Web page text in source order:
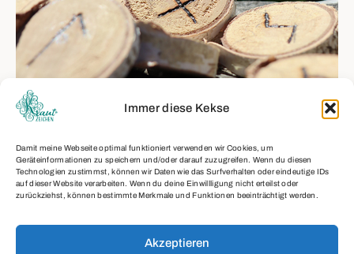
Immer diese Kekse
Damit meine Webseite optimal funktioniert verwenden wir Cookies, um
Geräteinformationen zu speichern und/oder darauf zuzugreifen. Wenn du diesen
Technologien zustimmst, können wir Daten wie das Surfverhalten oder eindeutige IDs
auf dieser Website verarbeiten. Wenn du deine Einwillligung nicht erteilst oder
zurückziehst, können bestimmte Merkmale und Funktionen beeinträchtigt werden.
Akzeptieren
ARCHAISCHE ZEICHEN
Read More